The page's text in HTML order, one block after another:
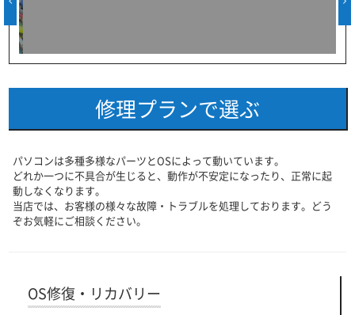
修理プランで選ぶ
パソコンは多種多様なパーツとOSによって動いています。
どれか一つに不具合が生じると、動作が不安定になったり、正常に起
動しなくなります。
当店では、お客様の様々な故障・トラブルを処理しております。どう
ぞお気軽にご相談ください。
OS修復・リカバリー